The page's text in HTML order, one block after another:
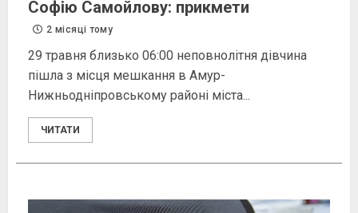
Софію Самойлову: прикмети
2 місяці тому
29 травня близько 06:00 неповнолітня дівчина
пішла з місця мешкання в Амур-
Нижньодніпровському районі міста...
ЧИТАТИ